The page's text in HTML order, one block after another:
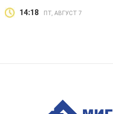
14:18 ПТ, АВГУСТ 7